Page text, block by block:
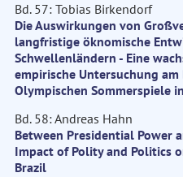
Bd. 57: Tobias Birkendorf
Die Auswirkungen von
langfristige öknomische
Schwellenländern - Eine
empirische Untersuchung am
Olympischen Sommerspiele
Bd. 58: Andreas Hahn
Between Presidential Power
Impact of Polity and Politics
Brazil